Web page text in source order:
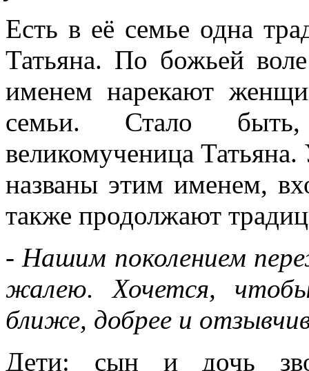
Есть в её семье одна
Татьяна. По божьей
именем нарекают
семьи. Стало быть,
великомученица
названы этим именем,
также продолжают
- Нашим поколением
жалею. Хочется,
ближе, добрее и
Дети: сын и дочь